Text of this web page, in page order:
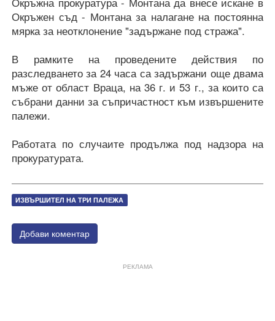
Окръжен съд - Монтана за налагане на постоянна
мярка за неотклонение "задържане под стража".
В рамките на проведените действия по
разследването за 24 часа са задържани още двама
мъже от област Враца, на 36 г. и 53 г., за които са
събрани данни за съпричастност към извършените
палежи.
Работата по случаите продължа под надзора на
прокуратурата.
ИЗВЪРШИТЕЛ НА ТРИ ПАЛЕЖА
Добави коментар
РЕКЛАМА